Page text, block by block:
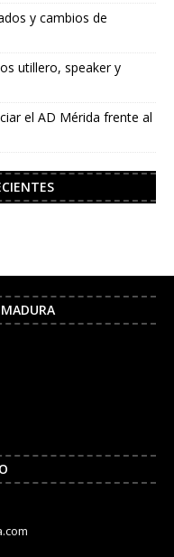
y cambios de
utillero, speaker y
el AD Mérida frente al